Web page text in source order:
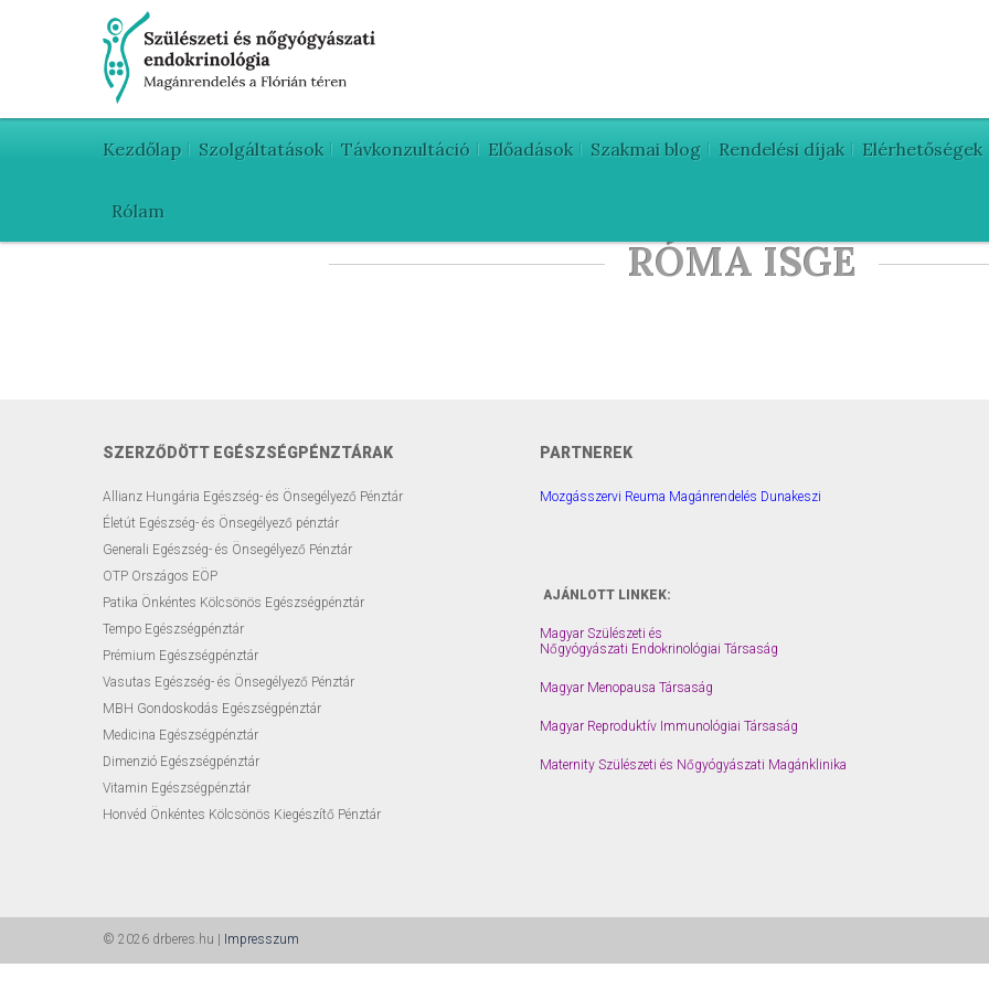
Kezdőlap Szolgáltatások Távkonzultáció Előadások Szakmai blog Rendelési díjak Elérhetőségek
Rólam
RÓMA ISGE
SZERZŐDÖTT EGÉSZSÉGPÉNZTÁRAK
Allianz Hungária Egészség- és Önsegélyező Pénztár
Életút Egészség- és Önsegélyező pénztár
Generali Egészség- és Önsegélyező Pénztár
OTP Országos EÖP
Patika Önkéntes Kölcsönös Egészségpénztár
Tempo Egészségpénztár
Prémium Egészségpénztár
Vasutas Egészség- és Önsegélyező Pénztár
MBH Gondoskodás Egészségpénztár
Medicina Egészségpénztár
Dimenzió Egészségpénztár
Vitamin Egészségpénztár
Honvéd Önkéntes Kölcsönös Kiegészítő Pénztár
PARTNEREK
Mozgásszervi Reuma Magánrendelés Dunakeszi
AJÁNLOTT LINKEK:
Magyar Szülészeti és
Nőgyógyászati Endokrinológiai Társaság
Magyar Menopausa Társaság
Magyar Reproduktív Immunológiai Társaság
Maternity Szülészeti és Nőgyógyászati Magánklinika
© 2026 drberes.hu | Impresszum